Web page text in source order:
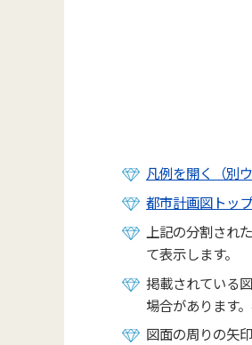
凡例を開く（別
都市計画図トッ
上記の分割され
て表示します。
掲載されている
場合があります
図面の周りの矢